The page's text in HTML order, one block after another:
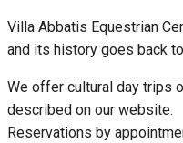
Villa Abbatis Equestrian
and its history goes back
We offer cultural day trips
described on our website.
Reservations by